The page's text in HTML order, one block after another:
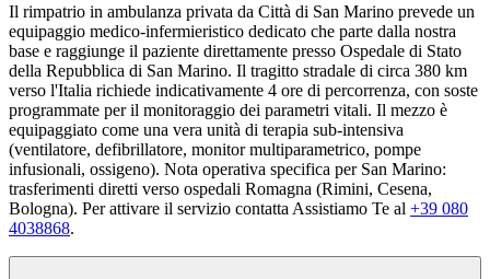
Il rimpatrio in ambulanza privata da Città di San Marino prevede un
equipaggio medico-infermieristico dedicato che parte dalla nostra
base e raggiunge il paziente direttamente presso Ospedale di Stato
della Repubblica di San Marino. Il tragitto stradale di circa 380 km
verso l'Italia richiede indicativamente 4 ore di percorrenza, con soste
programmate per il monitoraggio dei parametri vitali. Il mezzo è
equipaggiato come una vera unità di terapia sub-intensiva
(ventilatore, defibrillatore, monitor multiparametrico, pompe
infusionali, ossigeno). Nota operativa specifica per San Marino:
trasferimenti diretti verso ospedali Romagna (Rimini, Cesena,
Bologna). Per attivare il servizio contatta Assistiamo Te al +39 080
4038868.